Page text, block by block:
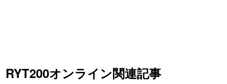
RYT200オンライン関連記事